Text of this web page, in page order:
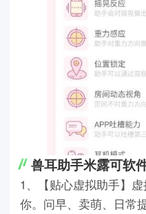
兽耳助手米露可软
1、【贴心虚拟助手】
你。问早、卖萌、日常